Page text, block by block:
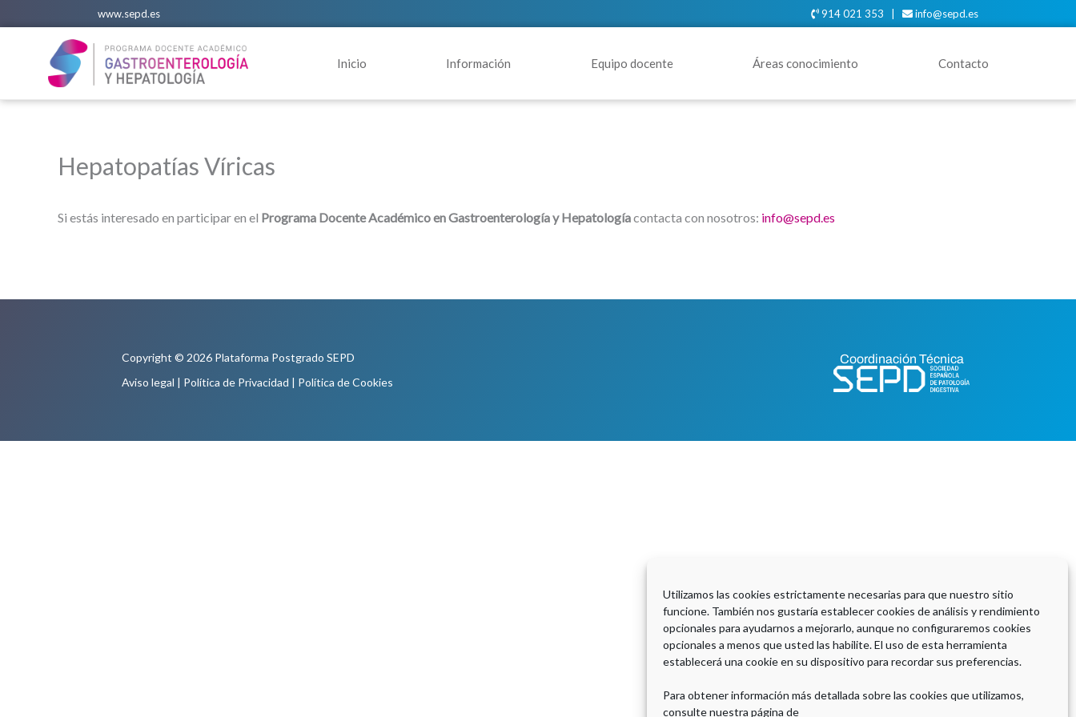
Utilizamos las cookies estrictamente necesarias para que nuestro sitio
funcione. También nos gustaría establecer cookies de análisis y rendimiento
opcionales para ayudarnos a mejorarlo, aunque no configuraremos cookies
opcionales a menos que usted las habilite. El uso de esta herramienta
establecerá una cookie en su dispositivo para recordar sus preferencias.
Para obtener información más detallada sobre las cookies que utilizamos,
consulte nuestra página de
contenido
www.sepd.es 914 021 353 | info@sepd.es
Inicio Información Equipo docente Áreas conocimiento Contacto
Hepatopatías Víricas
Si estás interesado en participar en el Programa Docente Académico en Gastroenterología y Hepatologíacontacta con nosotros: info@sepd.es
Copyright © 2026 Plataforma Postgrado SEPD
Aviso legal | Política de Privacidad | Política de Cookies
Coordinación Técnica